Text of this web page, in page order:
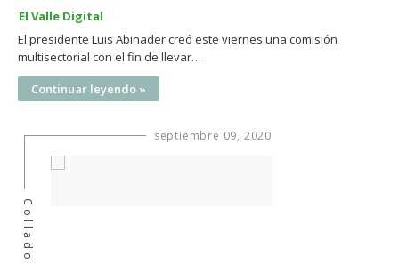
El Valle Digital
El presidente Luis Abinader creó este viernes una comisión
multisectorial con el fin de llevar…
Continuar leyendo »
septiembre 09, 2020
Collado